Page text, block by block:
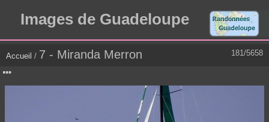
Images de Guadeloupe
181/5658
Accueil / 7 - Miranda Merron